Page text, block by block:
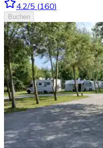
4.2/5 (160)
Buchen